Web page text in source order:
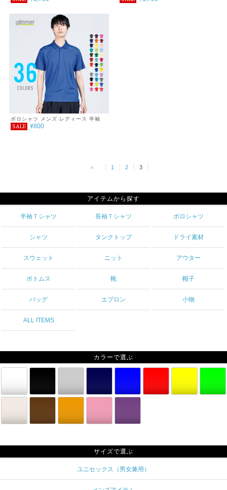
ポロシャツ メンズ レディース 半袖
4.4オンス ドライポロシャツ 3L～5L
SALE ¥800
＜ 1 2 3
アイテムから探す
半袖Ｔシャツ 長袖Ｔシャツ ポロシャツ
シャツ タンクトップ ドライ素材
スウェット ニット アウター
ボトムス 靴 帽子
バッグ エプロン 小物
ALL ITEMS
カラーで選ぶ
サイズで選ぶ
ユニセックス（男女兼用）